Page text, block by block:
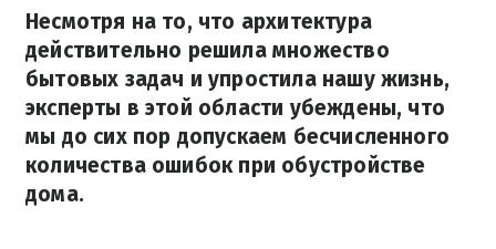
Несмотря на то, что архитектура
действительно решила множество
бытовых задач и упростила нашу жизнь,
эксперты в этой области убеждены, что
мы до сих пор допускаем бесчисленного
количества ошибок при обустройстве
дома.